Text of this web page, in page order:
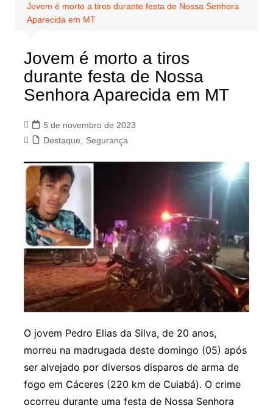
Jovem é morto a tiros durante festa de Nossa Senhora
Aparecida em MT
Jovem é morto a tiros
durante festa de Nossa
Senhora Aparecida em MT
5 de novembro de 2023
Destaque
Segurança
O jovem Pedro Elias da Silva, de 20 anos,
morreu na madrugada deste domingo (05) após
ser alvejado por diversos disparos de arma de
fogo em Cáceres (220 km de Cuiabá). O crime
ocorreu durante uma festa de Nossa Senhora